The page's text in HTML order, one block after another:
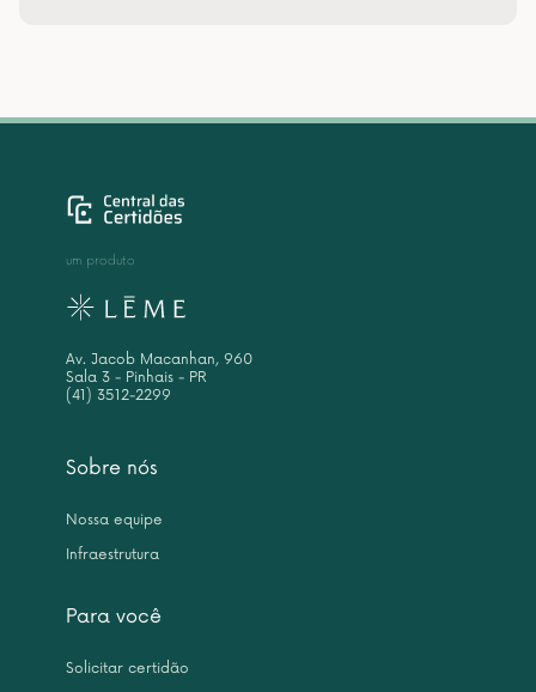
Sobre nós
Nossa equipe
Infraestrutura
Para você
Solicitar certidão
um produto
Av. Jacob Macanhan, 960
Sala 3 - Pinhais - PR
(41) 3512-2299